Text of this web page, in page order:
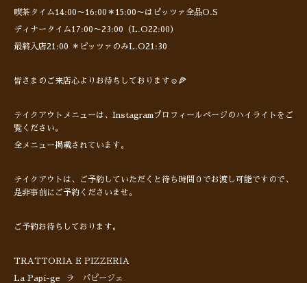
喫茶タイム14:00〜16:00＊15:00〜はピッツァ全品O.S
ディナータイム17:00〜23:00（L.O22:00）
最終入店21:00 ＊ピッツァのみL.O21:30
皆さまのご来店心よりお待ちしております☺️🍕
テイクアウトメニューは、Instagramプロフィールページのハイライトをご
覧ください。
全メニュー掲載されています。
テイクアウトは、ご予約していただくと待ち時間０でお渡し可能ですので、
是非事前にご予約くださいませ。
ご予約お待ちしております。
TRATTORIA E PIZZERIA
La Papi-ge ラ パピージェ